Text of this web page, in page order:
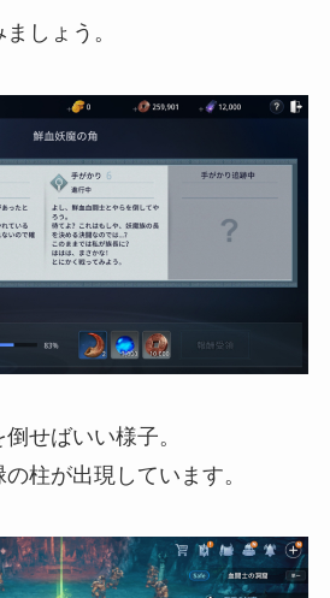
しょう。
せばいい様子。
柱が出現しています。